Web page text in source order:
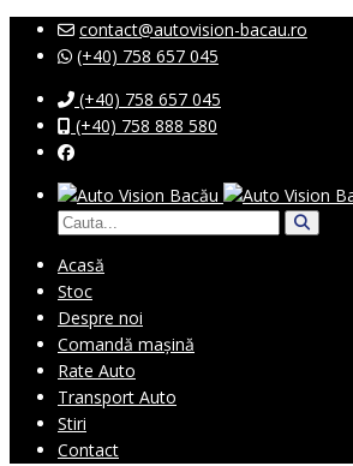
contact@autovision-bacau.ro
(+40) 758 657 045
(+40) 758 657 045
(+40) 758 888 580
Acasă
Stoc
Despre noi
Comandă mașină
Rate Auto
Transport Auto
Stiri
Contact